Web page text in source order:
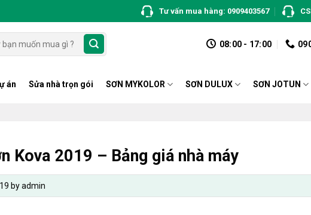
Tư vấn mua hàng: 0909403567
08:00 - 17:00
án Sửa nhà trọn gói SƠN MYKOLOR SƠN DULUX SƠN JOTUN
Kova 2019 – Bảng giá nhà máy
byadmin